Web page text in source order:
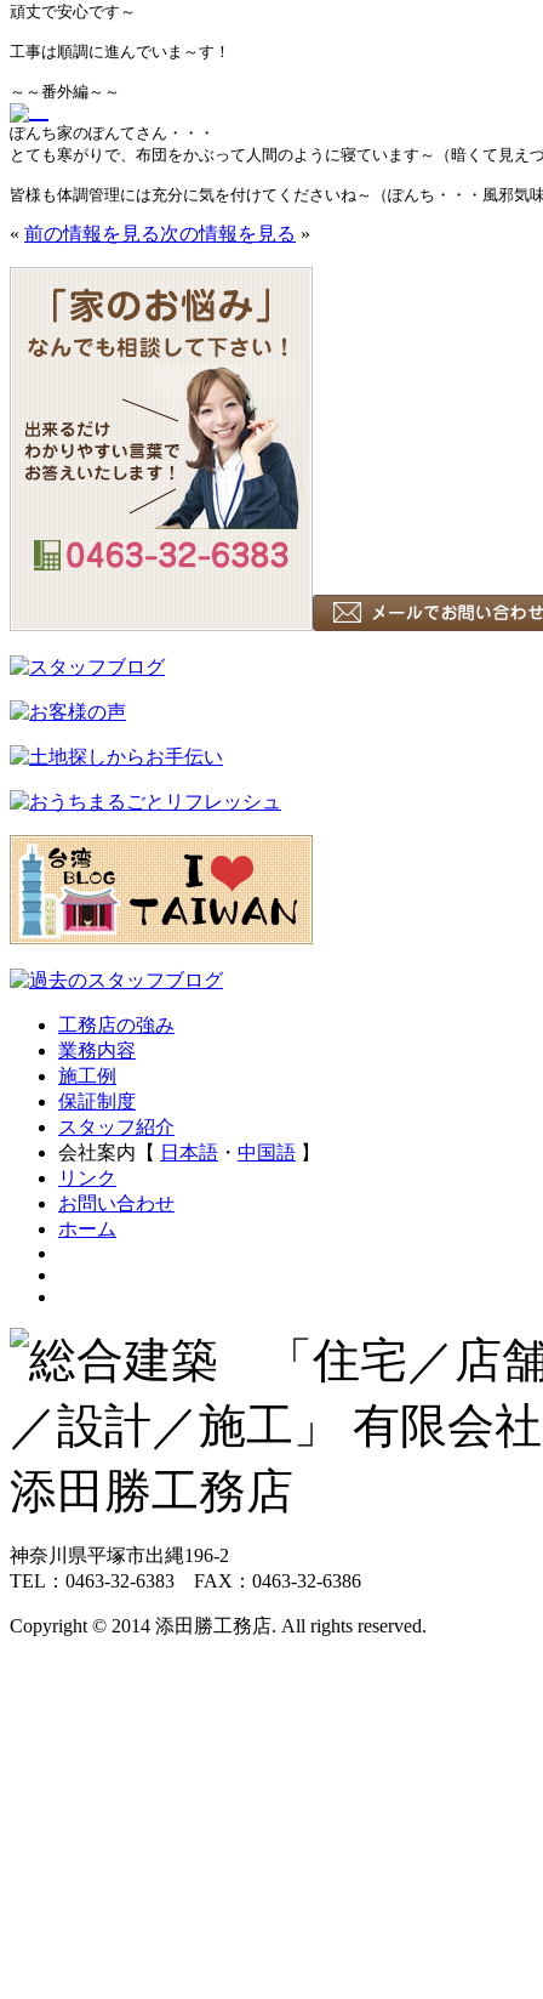
頑丈で安心です～
工事は順調に進んでいま～す！
ぽんち家のぽんてさん・・・
とても寒がりで、布団をかぶって人間のように寝ています～（暗くて見え
皆様も体調管理には充分に気を付けてくださいね～（ぽんち・・・風邪気
« 前の情報を見る次の情報を見る »
工務店の強み
業務内容
施工例
保証制度
スタッフ紹介
会社案内【 日本語 ・ 中国語 】
リンク
お問い合わせ
ホーム
神奈川県平塚市出縄196-2
TEL：0463-32-6383 FAX：0463-32-6386
Copyright © 2014 添田勝工務店. All rights reserved.